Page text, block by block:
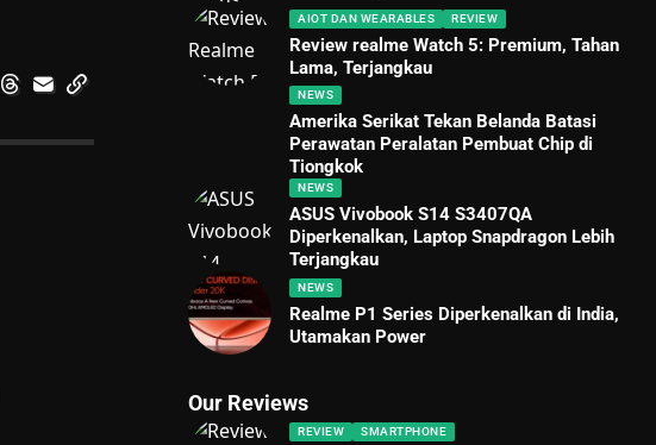
AIOT DAN WEARABLES REVIEW
Review realme Watch 5: Premium, Tahan
Lama, Terjangkau
NEWS
Amerika Serikat Tekan Belanda Batasi
Perawatan Peralatan Pembuat Chip di
Tiongkok
NEWS
ASUS Vivobook S14 S3407QA
Diperkenalkan, Laptop Snapdragon Lebih
Terjangkau
NEWS
Realme P1 Series Diperkenalkan di India,
Utamakan Power
Our Reviews
REVIEW SMARTPHONE